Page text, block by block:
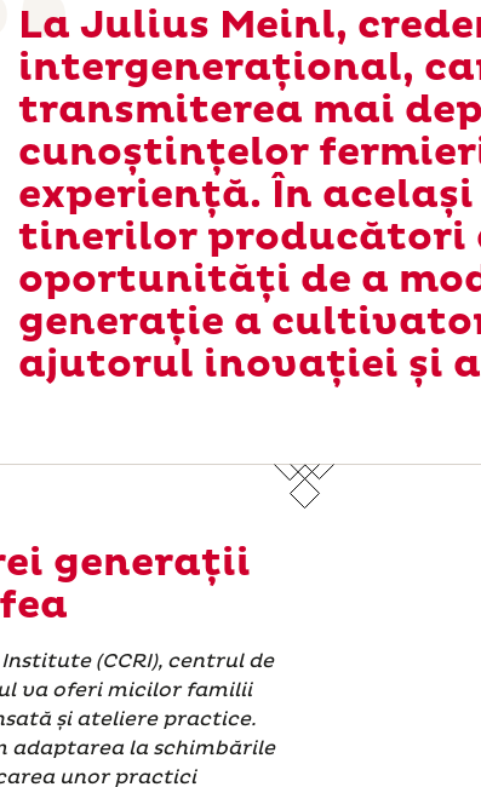
La Julius Meinl,
intergenerațional,
transmiterea mai
cunoștințelor
experiență. În
tinerilor producători
oportunități de a
generație a
ajutorul inovației și
generații
(CCRI), centrul de
va oferi micilor familii
și ateliere practice.
adaptarea la schimbările
unor practici